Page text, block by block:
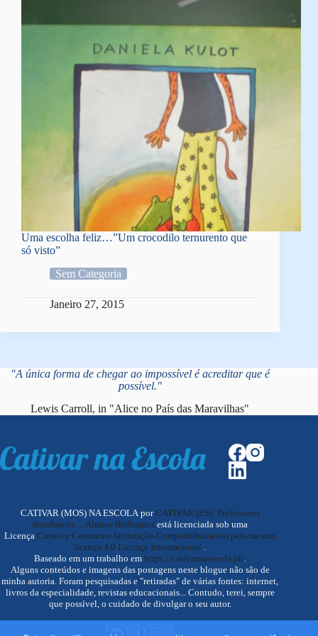
Uma escolha feliz…”Um crocodilo ternurento que
só visto”
Sem Categoria
Janeiro 27, 2015
"A única forma de chegar ao impossível é acreditar que é
possível."
Lewis Carroll, in "Alice no País das Maravilhas"
CATIVAR (MOS) NA ESCOLA porCATIVAR (ES): Professores
desafiantes ... Alunos Brilhantesestá licenciada sob uma
LicençaCreative Commons Atribuição-Compartilhamento pela mesma
licença 4.0 Licença Internacional
Baseado em um trabalho em https://cativarnaescola.pt/.
Alguns conteúdos e imagens das postagens neste blogue não são de
minha autoria. Foram pesquisadas e "retiradas" de várias fontes: internet,
livros da especialidade, revistas educacionais... Contudo, terei, sempre
que possível, o cuidado de divulgar o seu autor.